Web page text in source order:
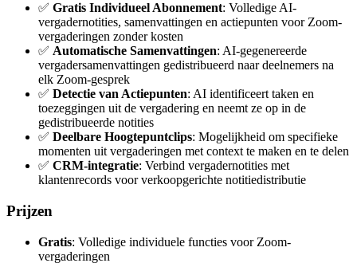
✅ Gratis Individueel Abonnement: Volledige AI-
vergadernotities, samenvattingen en actiepunten voor Zoom-
vergaderingen zonder kosten
✅ Automatische Samenvattingen: AI-gegenereerde
vergadersamenvattingen gedistribueerd naar deelnemers na
elk Zoom-gesprek
✅ Detectie van Actiepunten: AI identificeert taken en
toezeggingen uit de vergadering en neemt ze op in de
gedistribueerde notities
✅ Deelbare Hoogtepuntclips: Mogelijkheid om specifieke
momenten uit vergaderingen met context te maken en te delen
✅ CRM-integratie: Verbind vergadernotities met
klantenrecords voor verkoopgerichte notitiedistributie
Prijzen
Gratis: Volledige individuele functies voor Zoom-
vergaderingen